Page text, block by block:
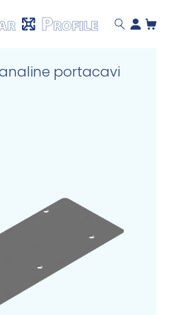
Modular
portacavi